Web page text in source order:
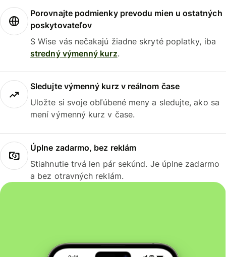
Porovnajte podmienky prevodu mien u ostatných
poskytovateľov
S Wise vás nečakajú žiadne skryté poplatky, iba
stredný výmenný kurz.
Sledujte výmenný kurz v reálnom čase
Uložte si svoje obľúbené meny a sledujte, ako sa
mení výmenný kurz v čase.
Úplne zadarmo, bez reklám
Stiahnutie trvá len pár sekúnd. Je úplne zadarmo
a bez otravných reklám.